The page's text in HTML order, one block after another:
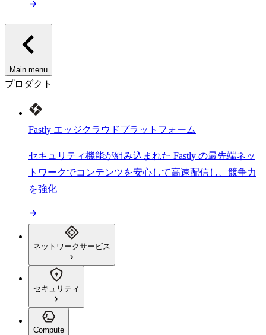
Main menu
プロダクト
Fastly エッジクラウドプラットフォーム
セキュリティ機能が組み込まれた Fastly の最先端ネッ
トワークでコンテンツを安心して高速配信し、競争力
を強化
ネットワークサービス
セキュリティ
Compute